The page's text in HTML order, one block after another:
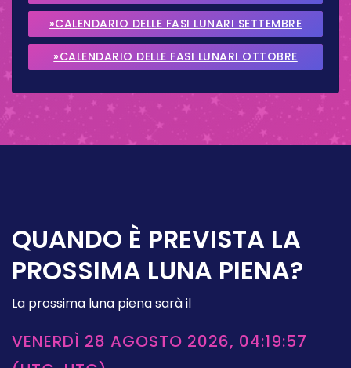
2026
»CALENDARIO DELLE FASI LUNARI SETTEMBRE
2026
»CALENDARIO DELLE FASI LUNARI OTTOBRE
QUANDO È PREVISTA LA
PROSSIMA LUNA PIENA?
La prossima luna piena sarà il
VENERDÌ 28 AGOSTO 2026, 04:19:57